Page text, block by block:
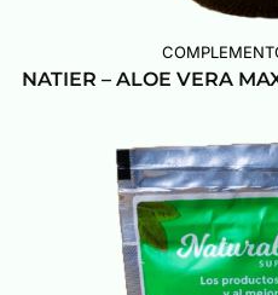
NATIER – ALOE VERA